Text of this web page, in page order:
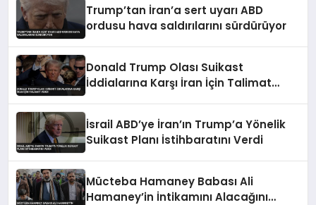
Trump’tan İran’a sert uyarı ABD
ordusu hava saldırılarını sürdürüyor
Donald Trump Olası Suikast
İddialarına Karşı İran İçin Talimat
İsrail ABD’ye İran’ın Trump’a Yönelik
Suikast Planı İstihbaratını Verdi
Mücteba Hamaney Babası Ali
Hamaney’in İntikamını Alacağını